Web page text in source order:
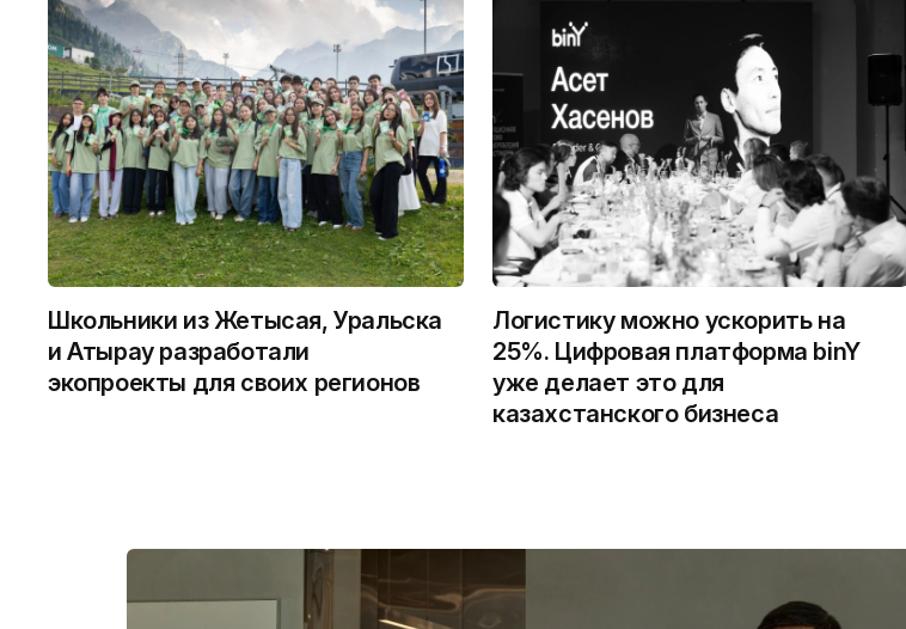
Школьники из Жетысая, Уральска
и Атырау разработали
экопроекты для своих регионов
Логистику можно ускорить на
25%. Цифровая платформа binY
уже делает это для
казахстанского бизнеса